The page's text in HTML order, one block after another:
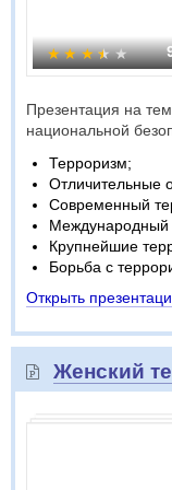
Презентация на
национальной
Терроризм;
Отличительные
Современный
Международный
Крупнейшие
Борьба с
Открыть
Женский